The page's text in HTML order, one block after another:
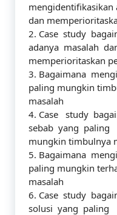
mengidentifikasikan
dan
2. Case study
adanya masalah
memperioritaskan
3. Bagaimana
paling mungkin
masalah
4. Case study
sebab yang paling
mungkin timbulnya
5. Bagaimana
paling mungkin
masalah
6. Case study
solusi yang paling